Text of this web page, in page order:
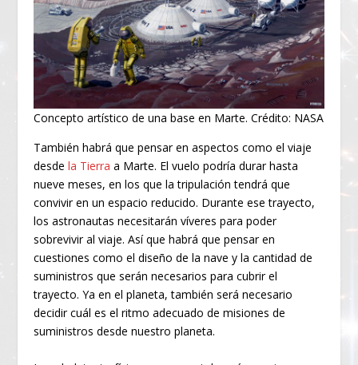
Concepto artístico de una base en Marte. Crédito: NASA
También habrá que pensar en aspectos como el viaje
desdela Tierra a Marte. El vuelo podría durar hasta
nueve meses, en los que la tripulación tendrá que
convivir en un espacio reducido. Durante ese trayecto,
los astronautas necesitarán víveres para poder
sobrevivir al viaje. Así que habrá que pensar en
cuestiones como el diseño de la nave y la cantidad de
suministros que serán necesarios para cubrir el
trayecto. Ya en el planeta, también será necesario
decidir cuál es el ritmo adecuado de misiones de
suministros desde nuestro planeta.